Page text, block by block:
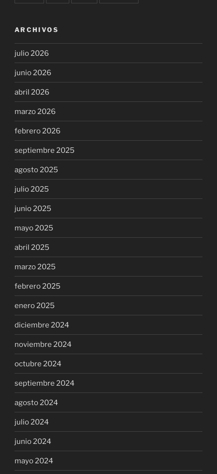
ARCHIVOS
julio 2026
junio 2026
abril 2026
marzo 2026
febrero 2026
septiembre 2025
agosto 2025
julio 2025
junio 2025
mayo 2025
abril 2025
marzo 2025
febrero 2025
enero 2025
diciembre 2024
noviembre 2024
octubre 2024
septiembre 2024
agosto 2024
julio 2024
junio 2024
mayo 2024